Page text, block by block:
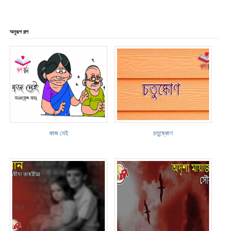
অনুরূপ গল্প
কাজ নেই চতুষ্কোণ